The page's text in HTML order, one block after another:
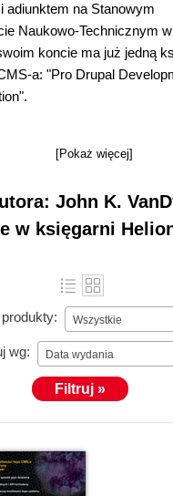
adiunktem na Stanowym
Naukowo-Technicznym
koncie ma już jedną
a: "Pro Drupal
[Pokaż więcej]
John K.
w księgarni
Wszystkie
wg: Data wydania
Filtruj »